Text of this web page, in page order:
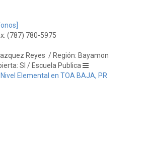
(787) 780-5975
Reyes / Región: Bayamon
SI / Escuela Publica
Elemental en TOA BAJA, PR